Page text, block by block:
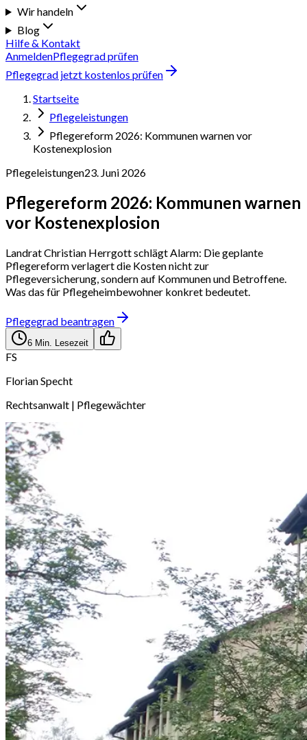
Wir handeln
Blog
Hilfe & Kontakt
AnmeldenPflegegrad prüfen
Pflegegrad jetzt kostenlos prüfen
Startseite
Pflegeleistungen
Pflegereform 2026: Kommunen warnen vor
Kostenexplosion
Pflegeleistungen23. Juni 2026
Pflegereform 2026: Kommunen warnen
vor Kostenexplosion
Landrat Christian Herrgott schlägt Alarm: Die geplante
Pflegereform verlagert die Kosten nicht zur
Pflegeversicherung, sondern auf Kommunen und Betroffene.
Was das für Pflegeheimbewohner konkret bedeutet.
Pflegegrad beantragen
6 Min. Lesezeit
FS
Florian Specht
Rechtsanwalt | Pflegewächter